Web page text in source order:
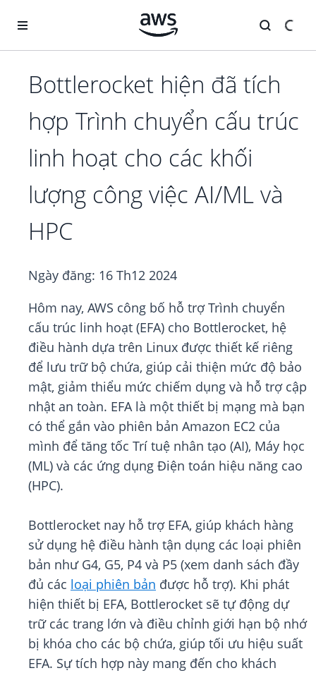
Bottlerocket hiện đã tích
hợp Trình chuyển cấu trúc
linh hoạt cho các khối
lượng công việc AI/ML và
HPC
Ngày đăng: 16 Th12 2024
Hôm nay, AWS công bố hỗ trợ Trình chuyển
cấu trúc linh hoạt (EFA) cho Bottlerocket, hệ
điều hành dựa trên Linux được thiết kế riêng
để lưu trữ bộ chứa, giúp cải thiện mức độ bảo
mật, giảm thiểu mức chiếm dụng và hỗ trợ cập
nhật an toàn. EFA là một thiết bị mạng mà bạn
có thể gắn vào phiên bản Amazon EC2 của
mình để tăng tốc Trí tuệ nhân tạo (AI), Máy học
(ML) và các ứng dụng Điện toán hiệu năng cao
(HPC).
Bottlerocket nay hỗ trợ EFA, giúp khách hàng
sử dụng hệ điều hành tận dụng các loại phiên
bản như G4, G5, P4 và P5 (xem danh sách đầy
đủ các loại phiên bản được hỗ trợ). Khi phát
hiện thiết bị EFA, Bottlerocket sẽ tự động dự
trữ các trang lớn và điều chỉnh giới hạn bộ nhớ
bị khóa cho các bộ chứa, giúp tối ưu hiệu suất
EFA. Sự tích hợp này mang đến cho khách